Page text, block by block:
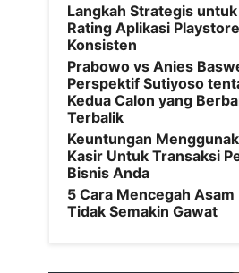
Langkah Strategis
Rating Aplikasi
Konsisten
Prabowo vs Anies
Perspektif Sutiyoso
Kedua Calon yang
Terbalik
Keuntungan
Kasir Untuk Transaksi
Bisnis Anda
5 Cara Mencegah
Tidak Semakin Gawat